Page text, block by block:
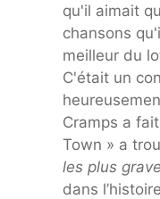
qu'il aimait
chansons
meilleur du
C'était un
Cramps a
Town » a
les plus
dans